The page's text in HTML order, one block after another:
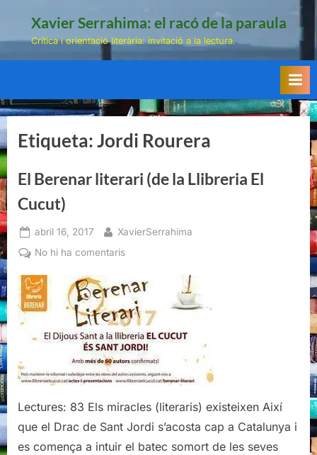
Xavier Serrahima: el racó de la paraula
Crítica i orientació literària: invitació a la lectura.
Etiqueta:Jordi Rourera
El Berenar literari (de la Llibreria El
Cucut)
Posted
on
abril 16, 2017 By
XavierSerrahima
No hi ha comentarisa
Berenar
literari
(de
la
Llibreria
El
Cucut)
Lectures: 83 Els miracles (literaris) existeixen Així
que el Drac de Sant Jordi s’acosta cap a Catalunya i
es comença a intuir el batec somort de les seves